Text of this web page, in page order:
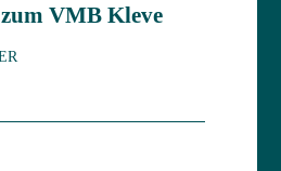
VMB Kleve